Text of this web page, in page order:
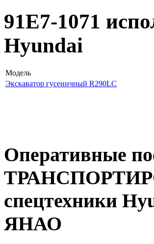
91E7-1071
Hyundai
Модель
Экскаватор гусеничный R290LC
Оперативные
спецтехники
ЯНАО